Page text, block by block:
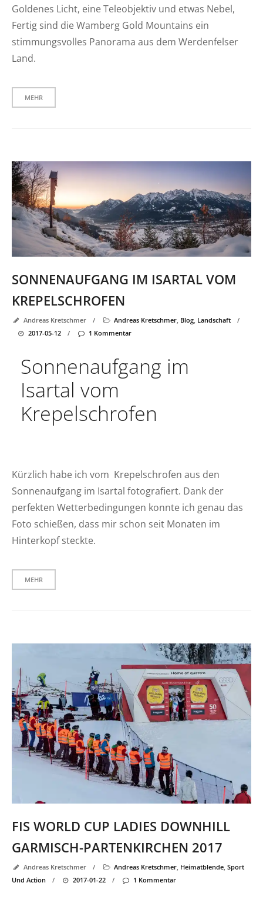
Goldenes Licht, eine Teleobjektiv und etwas Nebel,
Fertig sind die Wamberg Gold Mountains ein
stimmungsvolles Panorama aus dem Werdenfelser
Land.
MEHR
SONNENAUFGANG IM ISARTAL VOM
KREPELSCHROFEN
Andreas Kretschmer / Andreas Kretschmer, Blog, Landschaft
/
2017-05-12
/ 1 Kommentar
Sonnenaufgang im
Isartal vom
Krepelschrofen
Kürzlich habe ich vom Krepelschrofen aus den
Sonnenaufgang im Isartal fotografiert. Dank der
perfekten Wetterbedingungen konnte ich genau das
Foto schießen, dass mir schon seit Monaten im
Hinterkopf steckte.
MEHR
FIS WORLD CUP LADIES DOWNHILL
GARMISCH-PARTENKIRCHEN 2017
Andreas Kretschmer / Andreas Kretschmer, Heimatblende, Sport
Und Action
/ 2017-01-22 / 1 Kommentar